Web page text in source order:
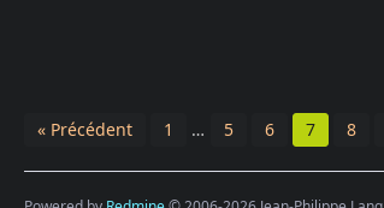
« Précédent 1 … 5 6 7 8